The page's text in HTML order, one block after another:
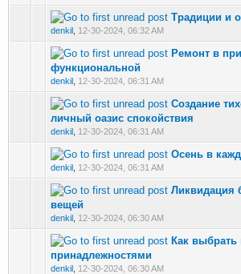
Традиции и
denkil 12-30-2024, 06:32 AM
0 Vote(s) - 0 out of 5 in
Ремонт в
функциональной
denkil 12-30-2024, 06:31 AM
0 Vote(s) - 0 out of 5 in Average
Создание
личный оазис спокойствия
denkil 12-30-2024, 06:31 AM
0 Vote(s) - 0 out of 5 in Average
Осень в
denkil 12-30-2024, 06:31 AM
0 Vote(s) - 0 out of 5 in
Ликвидация
вещей
denkil 12-30-2024, 06:30 AM
Как выбрать
принадлежностями
denkil 12-30-2024, 06:30 AM
0 Vote(s) - 0 out of 5 in Average